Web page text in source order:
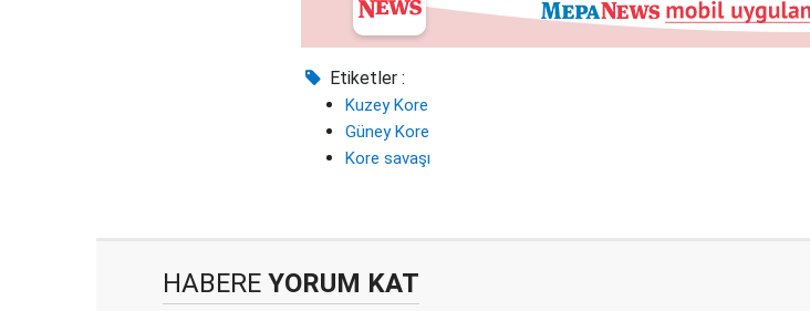
Etiketler :
Kuzey Kore
Güney Kore
Kore savaşı
HABERE YORUM KAT